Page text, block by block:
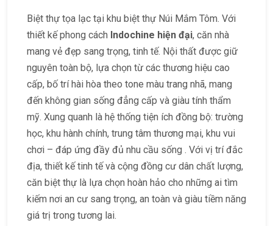
Biệt thự tọa lạc tại khu biệt thự Núi Mắm Tôm. Với
thiết kế phong cách Indochine hiện đại, căn nhà
mang vẻ đẹp sang trọng, tinh tế. Nội thất được giữ
nguyên toàn bộ, lựa chọn từ các thương hiệu cao
cấp, bố trí hài hòa theo tone màu trang nhã, mang
đến không gian sống đẳng cấp và giàu tính thẩm
mỹ. Xung quanh là hệ thống tiện ích đồng bộ: trường
học, khu hành chính, trung tâm thương mại, khu vui
chơi – đáp ứng đầy đủ nhu cầu sống . Với vị trí đắc
địa, thiết kế tinh tế và cộng đồng cư dân chất lượng,
căn biệt thự là lựa chọn hoàn hảo cho những ai tìm
kiếm nơi an cư sang trọng, an toàn và giàu tiềm năng
giá trị trong tương lai.